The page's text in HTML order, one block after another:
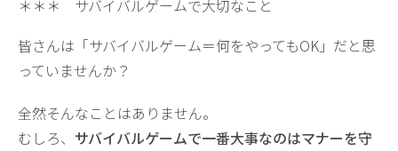
＊＊＊ サバイバルゲームで大切なこと
皆さんは「サバイバルゲーム＝何をやってもOK」だと思
っていませんか？
全然そんなことはありません。
むしろ、 サバイバルゲームで一番大事なのはマナーを守